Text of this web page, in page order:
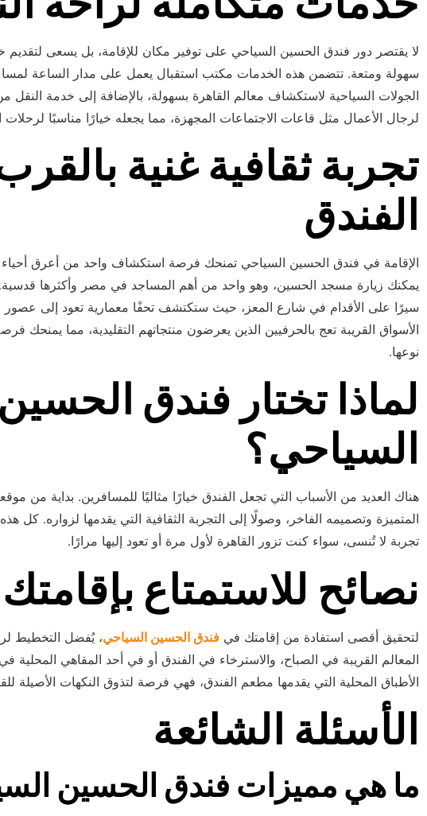
لا يقتصر دور فندق الحسين السياحي على توفير مكان للإقامة، بل يسعى لتقديم
سهولة ومتعة. تتضمن هذه الخدمات مكتب استقبال يعمل على مدار الساعة
الجولات السياحية لاستكشاف معالم القاهرة بسهولة، بالإضافة إلى خدمة النقل
لرجال الأعمال مثل قاعات الاجتماعات المجهزة، مما يجعله خيارًا مناسبًا لرحلات
تجربة ثقافية غنية
الفندق
الإقامة في فندق الحسين السياحي تمنحك فرصة استكشاف واحد من أعرق أحياء
يمكنك زيارة مسجد الحسين، وهو واحد من أهم المساجد في مصر وأكثرها
سيرًا على الأقدام في شارع المعز، حيث ستكتشف تحفًا معمارية تعود إلى عصور
الأسواق القريبة تعج بالحرفيين الذين يعرضون منتجاتهم التقليدية، مما يمنحك
نوعها.
لماذا تختار فندق الحسين
السياحي؟
هناك العديد من الأسباب التي تجعل الفندق خيارًا مثاليًا للمسافرين. بداية من
المتميزة وتصميمه الفاخر، وصولًا إلى التجربة الثقافية التي يقدمها لزواره. كل
تجربة لا تُنسى، سواء كنت تزور القاهرة لأول مرة أو تعود إليها مرارًا.
نصائح للاستمتاع بإقامتك
لتحقيق أقصى استفادة من إقامتك في فندق الحسين السياحي، يُفضل التخطيط
المعالم القريبة في الصباح، والاسترخاء في الفندق أو في أحد المقاهي المحلية
الأطباق المحلية التي يقدمها مطعم الفندق، فهي فرصة لتذوق النكهات الأصيلة
الأسئلة الشائعة
ما هي مميزات فندق الحسين